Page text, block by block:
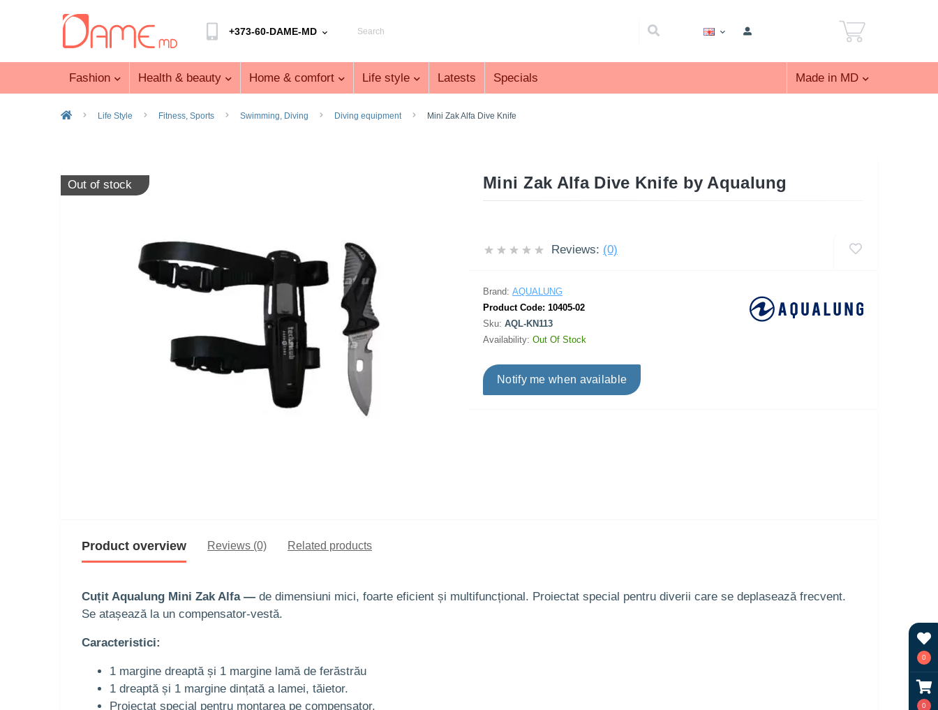
0
0
+373-60-DAME-MD
Fashion Health & beauty Home & comfort Life style Latests Specials Made in MD
Life Style Fitness, Sports Swimming, Diving Diving equipment Mini Zak Alfa Dive Knife
Out of stock Mini Zak Alfa Dive Knife by Aqualung
Reviews: (0)
Brand: AQUALUNG
Product Code: 10405-02
Sku: AQL-KN113
Availability: Out Of Stock
Notify me when available
Product overview Reviews (0) Related products
Cuțit Aqualung Mini Zak Alfa — de dimensiuni mici, foarte eficient și multifuncțional. Proiectat special pentru diverii care se deplasează frecvent.
Se atașează la un compensator-vestă.
Caracteristici:
1 margine dreaptă și 1 margine lamă de ferăstrău
1 dreaptă și 1 margine dințată a lamei, tăietor.
Proiectat special pentru montarea pe compensator.